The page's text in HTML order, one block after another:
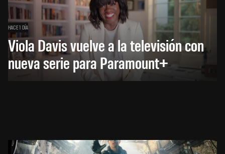
HACE 1 DÍA
Viola Davis vuelve a la televisión con
nueva serie para Paramount+